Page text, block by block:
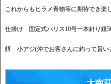
これからもヒラメ青物等に期待でき楽
仕掛け 固定式ハリス10号一本針り錘
餌 小アジ(沖でお客さんに釣って貰い